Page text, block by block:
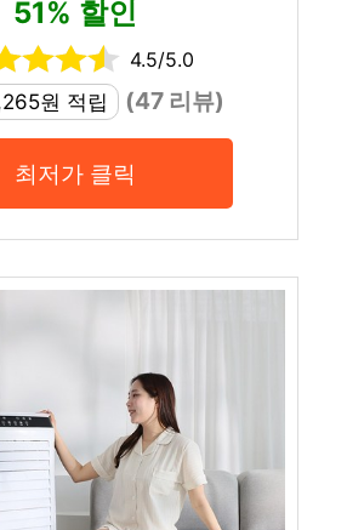
51% 할인
4.5/5.0
원 적립
(47 리뷰)
최저가 클릭